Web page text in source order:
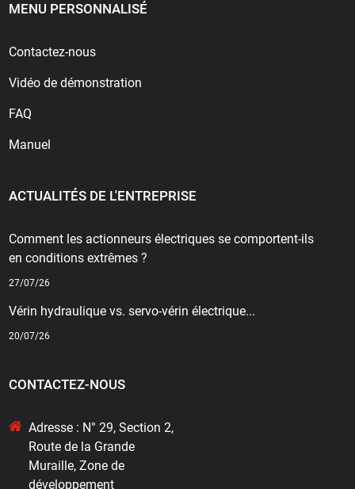
MENU PERSONNALISÉ
Contactez-nous
Vidéo de démonstration
FAQ
Manuel
ACTUALITÉS DE L'ENTREPRISE
Comment les actionneurs électriques se comportent-ils
en conditions extrêmes ?
27/07/26
Vérin hydraulique vs. servo-vérin électrique...
20/07/26
CONTACTEZ-NOUS
Adresse : N° 29, Section 2,
Route de la Grande
Muraille, Zone de
développement